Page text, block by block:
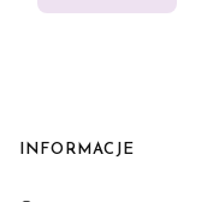
Linki w stopce
INFORMACJE